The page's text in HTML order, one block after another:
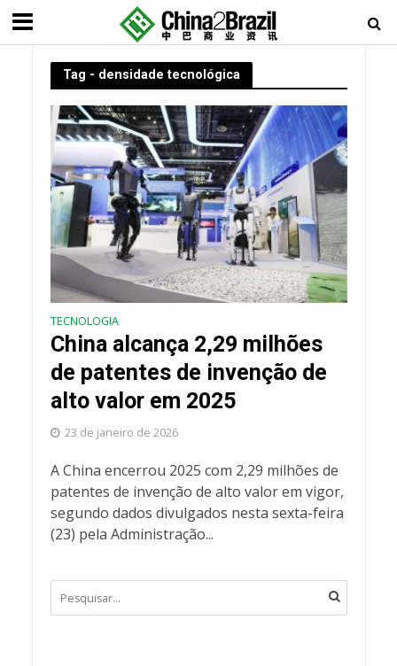
Tag - densidade tecnológica
TECNOLOGIA
China alcança 2,29 milhões
de patentes de invenção de
alto valor em 2025
23 de janeiro de 2026
A China encerrou 2025 com 2,29 milhões de
patentes de invenção de alto valor em vigor,
segundo dados divulgados nesta sexta-feira
(23) pela Administração...